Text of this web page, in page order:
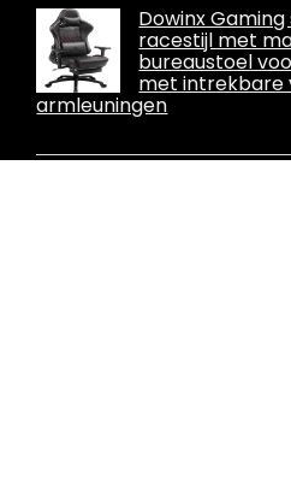
Dowinx
racestijl met
bureaustoel
met intrekbare
armleuningen